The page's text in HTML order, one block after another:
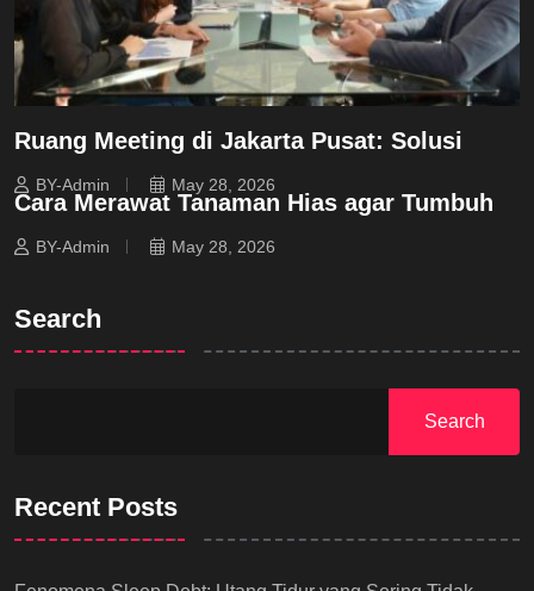
Ruang Meeting di Jakarta Pusat: Solusi
BY-Admin May 28, 2026
Cara Merawat Tanaman Hias agar Tumbuh
BY-Admin May 28, 2026
Search
Search
Recent Posts